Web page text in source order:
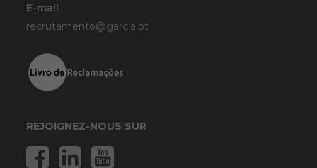
E-mail
recrutamento@garcia.pt
REJOIGNEZ-NOUS SUR